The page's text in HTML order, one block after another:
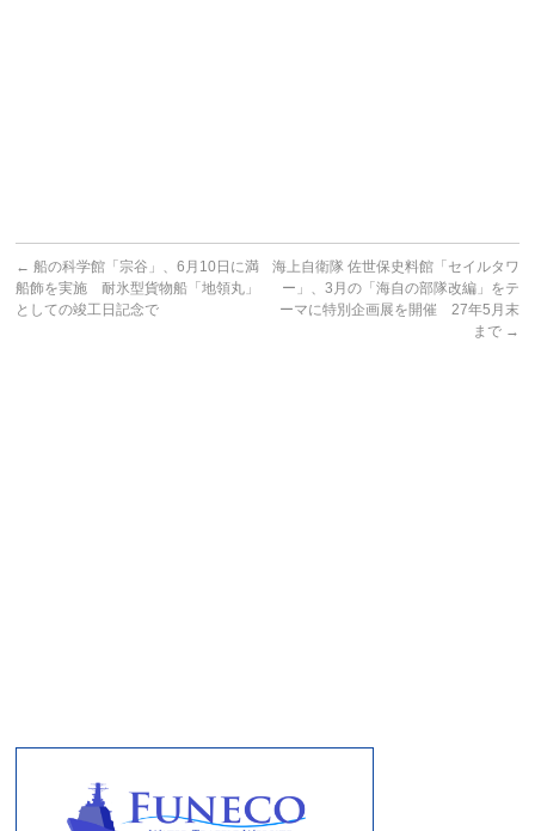
← 船の科学館「宗谷」、6月10日に満
船飾を実施 耐氷型貨物船「地領丸」
としての竣工日記念で
海上自衛隊 佐世保史料館「セイルタワ
ー」、3月の「海自の部隊改編」をテ
ーマに特別企画展を開催 27年5月末
まで →